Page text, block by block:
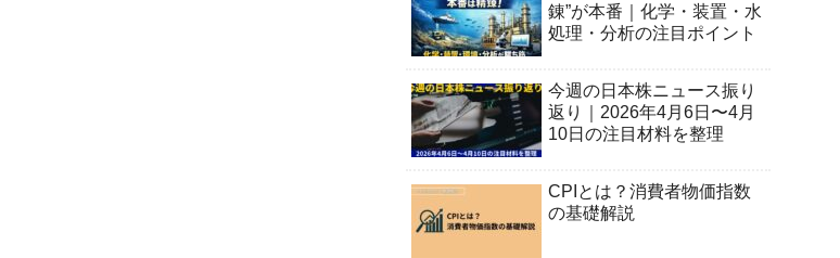
錬”が本番｜化学・装置・水
処理・分析の注目ポイント
今週の日本株ニュース振り
返り｜2026年4月6日〜4月
10日の注目材料を整理
CPIとは？消費者物価指数
の基礎解説